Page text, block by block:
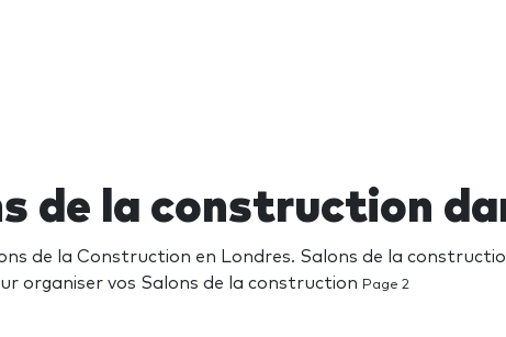
de la construction
de la Construction en Londres. Salons de la
organiser vos Salons de la construction Page 2